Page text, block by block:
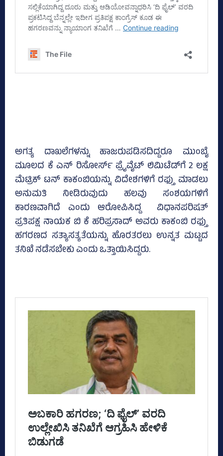
ಅಗತ್ಯ ದಾಖಲೆಗಳನ್ನು ಹಾಜರುಪಡಿಸದಿದ್ದರೂ ಮುಂಬೈ
ಮೂಲದ ಕೆ ಎನ್‌ ರಿಸೋರ್ಸ್‌ ಪ್ರೈವೈಟ್‌ ಲಿಮಿಟೆಡ್‌ಗೆ 2 ಲಕ್ಷ
ಮೆಟ್ರಿಕ್‌ ಟನ್‌ ಕಾಕಂಬಿಯನ್ನು ವಿದೇಶಗಳಿಗೆ ರಫ್ತು ಮಾಡಲು
ಅನುಮತಿ ನೀಡಿರುವುದು ಹಲವು ಸಂಶಯಗಳಿಗೆ
ಕಾರಣವಾಗಿದೆ ಎಂದು ಆರೋಪಿಸಿದ್ದ ವಿಧಾನಪರಿಷತ್‌
ಪ್ರತಿಪಕ್ಷ ನಾಯಕ ಬಿ ಕೆ ಹರಿಪ್ರಸಾದ್‌ ಅವರು ಕಾಕಂಬಿ ರಫ್ತು
ಹಗರಣದ ಸತ್ಯಾಸತ್ಯತೆಯನ್ನು ಹೊರತರಲು ಉನ್ನತ ಮಟ್ಟದ
ತನಿಖೆ ನಡೆಸಬೇಕು ಎಂದು ಒತ್ತಾಯಿಸಿದ್ದರು.